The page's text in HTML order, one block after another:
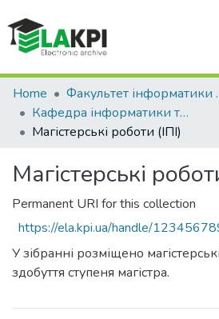
Communities & Collections
All of DSpace
Home
Факультет
Кафедра інформатики та програмної інженерії (ІПІ)
Магістерські роботи (ІПІ)
Магістерські
Permanent URI for this collection
https://ela.kpi.ua/handle/
У зібранні розміщено
здобуття ступеня магістра.